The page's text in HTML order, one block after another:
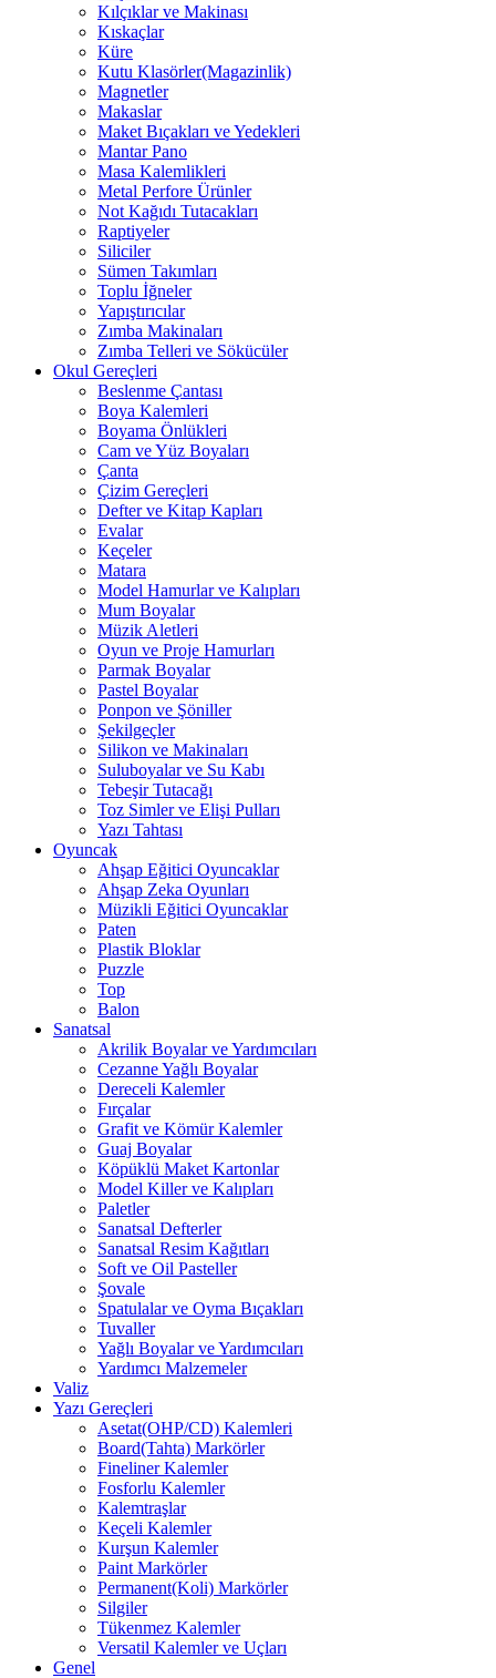
Kılçıklar ve Makinası
Kıskaçlar
Küre
Kutu Klasörler(Magazinlik)
Magnetler
Makaslar
Maket Bıçakları ve Yedekleri
Mantar Pano
Masa Kalemlikleri
Metal Perfore Ürünler
Not Kağıdı Tutacakları
Raptiyeler
Siliciler
Sümen Takımları
Toplu İğneler
Yapıştırıcılar
Zımba Makinaları
Zımba Telleri ve Sökücüler
Okul Gereçleri
Beslenme Çantası
Boya Kalemleri
Boyama Önlükleri
Cam ve Yüz Boyaları
Çanta
Çizim Gereçleri
Defter ve Kitap Kapları
Evalar
Keçeler
Matara
Model Hamurlar ve Kalıpları
Mum Boyalar
Müzik Aletleri
Oyun ve Proje Hamurları
Parmak Boyalar
Pastel Boyalar
Ponpon ve Şöniller
Şekilgeçler
Silikon ve Makinaları
Suluboyalar ve Su Kabı
Tebeşir Tutacağı
Toz Simler ve Elişi Pulları
Yazı Tahtası
Oyuncak
Ahşap Eğitici Oyuncaklar
Ahşap Zeka Oyunları
Müzikli Eğitici Oyuncaklar
Paten
Plastik Bloklar
Puzzle
Top
Balon
Sanatsal
Akrilik Boyalar ve Yardımcıları
Cezanne Yağlı Boyalar
Dereceli Kalemler
Fırçalar
Grafit ve Kömür Kalemler
Guaj Boyalar
Köpüklü Maket Kartonlar
Model Killer ve Kalıpları
Paletler
Sanatsal Defterler
Sanatsal Resim Kağıtları
Soft ve Oil Pasteller
Şovale
Spatulalar ve Oyma Bıçakları
Tuvaller
Yağlı Boyalar ve Yardımcıları
Yardımcı Malzemeler
Valiz
Yazı Gereçleri
Asetat(OHP/CD) Kalemleri
Board(Tahta) Markörler
Fineliner Kalemler
Fosforlu Kalemler
Kalemtraşlar
Keçeli Kalemler
Kurşun Kalemler
Paint Markörler
Permanent(Koli) Markörler
Silgiler
Tükenmez Kalemler
Versatil Kalemler ve Uçları
Genel